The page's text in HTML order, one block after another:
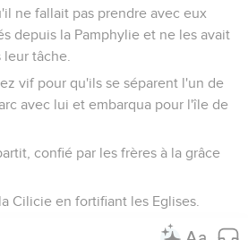
ne fallait pas prendre avec eux
depuis la Pamphylie et ne les avait
leur tâche.
vif pour qu'ils se séparent l'un de
avec lui et embarqua pour l'île de
confié par les frères à la grâce
Cilicie en fortifiant les Eglises.